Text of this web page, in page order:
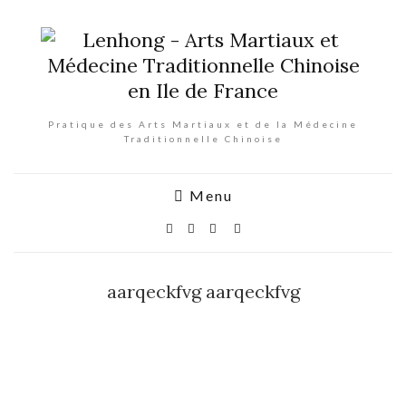
Pratique des Arts Martiaux et de la Médecine
Traditionnelle Chinoise
Menu
aarqeckfvg aarqeckfvg